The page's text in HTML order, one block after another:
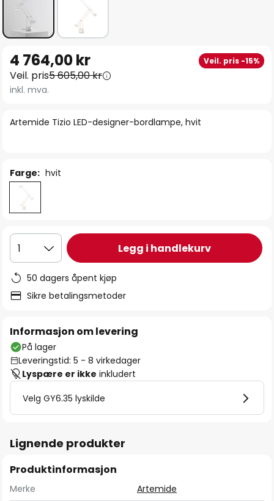
begynnelsen
av
Artemide Tizio LED-designer-bordlampe, hvit
4 764,00 kr Veil. pris -15%
Veil. pris5 605,00 kr
inkl. mva.
Farge: hvit
1 Legg i handlekurv
50 dagers åpent kjøp
Sikre betalingsmetoder
Informasjon om levering
På lager
Leveringstid: 5 - 8 virkedager
Lyspære er ikke inkludert
Velg GY6.35 lyskilde
Lignende produkter
Produktinformasjon
Merke
Artemide